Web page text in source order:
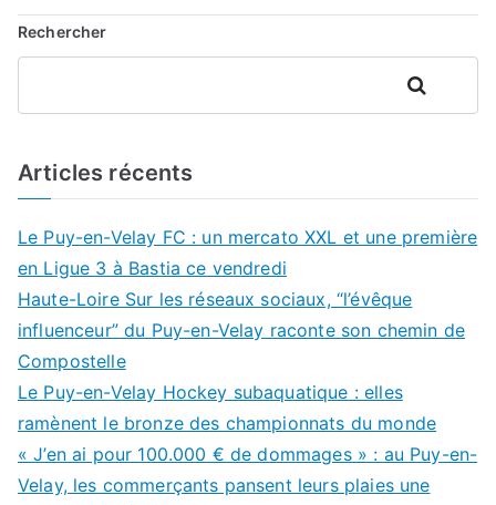
Rechercher
Rechercher
Articles récents
Le Puy-en-Velay FC : un mercato XXL et une première
en Ligue 3 à Bastia ce vendredi
Haute-Loire Sur les réseaux sociaux, “l’évêque
influenceur” du Puy-en-Velay raconte son chemin de
Compostelle
Le Puy-en-Velay Hockey subaquatique : elles
ramènent le bronze des championnats du monde
« J’en ai pour 100.000 € de dommages » : au Puy-en-
Velay, les commerçants pansent leurs plaies une